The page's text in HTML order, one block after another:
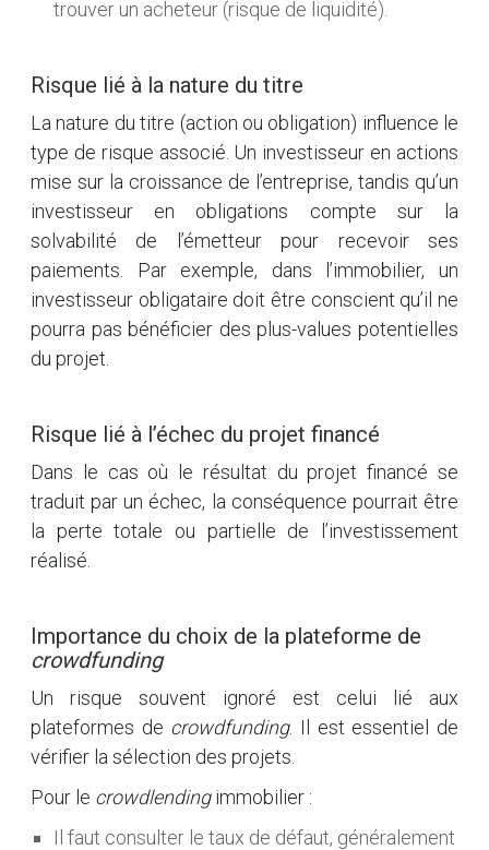
trouver un acheteur (risque de liquidité).
Risque lié à la nature du titre
La nature du titre (action ou obligation) influence le
type de risque associé. Un investisseur en actions
mise sur la croissance de l’entreprise, tandis qu’un
investisseur en obligations compte sur la
solvabilité de l’émetteur pour recevoir ses
paiements. Par exemple, dans l’immobilier, un
investisseur obligataire doit être conscient qu’il ne
pourra pas bénéficier des plus-values potentielles
du projet.
Risque lié à l’échec du projet financé
Dans le cas où le résultat du projet financé se
traduit par un échec, la conséquence pourrait être
la perte totale ou partielle de l’investissement
réalisé.
Importance du choix de la plateforme de
crowdfunding
Un risque souvent ignoré est celui lié aux
plateformes de crowdfunding. Il est essentiel de
vérifier la sélection des projets.
Pour le crowdlendingimmobilier :
Il faut consulter le taux de défaut, généralement